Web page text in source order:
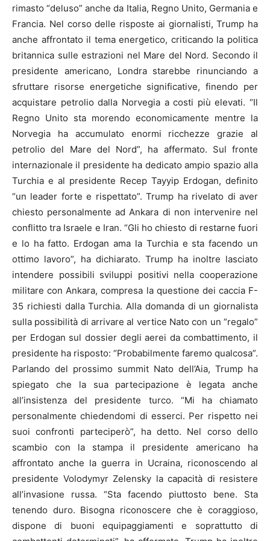
rimasto “deluso” anche da Italia, Regno Unito, Germania e
Francia. Nel corso delle risposte ai giornalisti, Trump ha
anche affrontato il tema energetico, criticando la politica
britannica sulle estrazioni nel Mare del Nord. Secondo il
presidente americano, Londra starebbe rinunciando a
sfruttare risorse energetiche significative, finendo per
acquistare petrolio dalla Norvegia a costi più elevati. “Il
Regno Unito sta morendo economicamente mentre la
Norvegia ha accumulato enormi ricchezze grazie al
petrolio del Mare del Nord”, ha affermato. Sul fronte
internazionale il presidente ha dedicato ampio spazio alla
Turchia e al presidente Recep Tayyip Erdogan, definito
“un leader forte e rispettato”. Trump ha rivelato di aver
chiesto personalmente ad Ankara di non intervenire nel
conflitto tra Israele e Iran. “Gli ho chiesto di restarne fuori
e lo ha fatto. Erdogan ama la Turchia e sta facendo un
ottimo lavoro”, ha dichiarato. Trump ha inoltre lasciato
intendere possibili sviluppi positivi nella cooperazione
militare con Ankara, compresa la questione dei caccia F-
35 richiesti dalla Turchia. Alla domanda di un giornalista
sulla possibilità di arrivare al vertice Nato con un “regalo”
per Erdogan sul dossier degli aerei da combattimento, il
presidente ha risposto: “Probabilmente faremo qualcosa”.
Parlando del prossimo summit Nato dell’Aia, Trump ha
spiegato che la sua partecipazione è legata anche
all’insistenza del presidente turco. “Mi ha chiamato
personalmente chiedendomi di esserci. Per rispetto nei
suoi confronti parteciperò”, ha detto. Nel corso dello
scambio con la stampa il presidente americano ha
affrontato anche la guerra in Ucraina, riconoscendo al
presidente Volodymyr Zelensky la capacità di resistere
all’invasione russa. “Sta facendo piuttosto bene. Sta
tenendo duro. Bisogna riconoscere che è coraggioso,
dispone di buoni equipaggiamenti e soprattutto di